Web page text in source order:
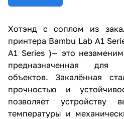
Хотэнд с соплом из
принтера Bambu Lab A1
A1 Series )— это
предназначенная для
объектов. Закалённая
прочностью и
позволяет устройству
температуры и